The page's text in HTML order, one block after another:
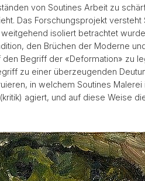
von Soutines Arbeit zu
Das Forschungsprojekt
isoliert betrachtet
den Brüchen der Moderne
Begriff der «Deformation» zu
zu einer überzeugenden
in welchem Soutines
agiert, und auf diese Weise